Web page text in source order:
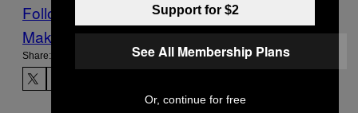
Follow Us On Discover
Make Us Preferred In Top Stories
Share:
Support for $2
See All Membership Plans
Or, continue for free